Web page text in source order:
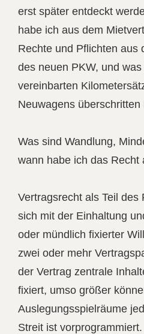
erst später entdeckt
habe ich aus dem
Rechte und Pflichten aus
des neuen PKW, und
vereinbarten
Neuwagens überschritten
Was sind Wandlung,
wann habe ich das Recht
Vertragsrecht als Teil des
sich mit der Einhaltung
oder mündlich fixierter
zwei oder mehr
der Vertrag zentrale
fixiert, umso größer
Auslegungsspielräume
Streit ist vorprogrammiert.